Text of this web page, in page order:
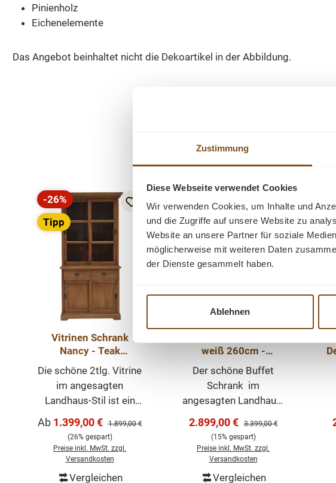
Zustimmung
Diese Webseite verwendet Cookies
Wir verwenden Cookies, um Inhalte und
und die Zugriffe auf unsere Website zu
Website an unsere Partner für soziale
möglicherweise mit weiteren Daten
der Dienste gesammelt haben.
Ablehnen
Pinienholz
Eichenelemente
Das Angebot beinhaltet nicht die Dekoartikel in der Abbildung.
Rabatt
-26%
Tipp
Vitrinen Schrank
Nancy - Teak
Massivholz
Geschirrschrank mit
Schiebetüren
Die schöne 2tlg. Vitrine
im angesagten
Landhaus-Stil ist ein
zeitloses Möbelstück,
welches überall in
Ihrem Haus einen
prägenden Eindruck
Verkaufspreis:
Ab 1.399,00 € Regulärer Preis:
1.899,00 €
(26% gespart)
Preise inkl. MwSt. zzgl.
Versandkosten
Vergleichen
Rabatt
Tipp
weiß 260cm -
mehrteilig zerlegbar -
Landhaus Möbel
Vitrine
Der schöne Buffet
Schrank im
angesagten Landhaus-
hochwertiges und
zeitloses Möbelstück,
welches überall in
Ihrem Haus einen
Verkaufspreis:
2.899,00 € Regulärer Preis:
3.399,00 €
(15% gespart)
Preise inkl. MwSt. zzgl.
Versandkosten
Vergleichen